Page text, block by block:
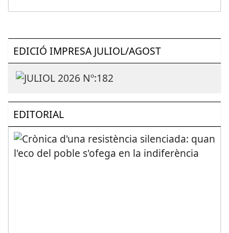
EDICIÓ IMPRESA JULIOL/AGOST
EDITORIAL